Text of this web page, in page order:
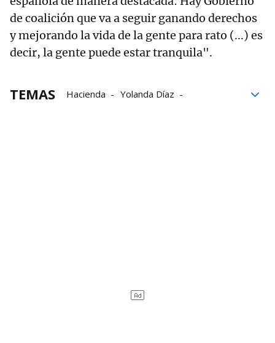
de coalición que va a seguir ganando derechos
y mejorando la vida de la gente para rato (...) es
decir, la gente puede estar tranquila".
TEMAS Hacienda
Yolanda Díaz